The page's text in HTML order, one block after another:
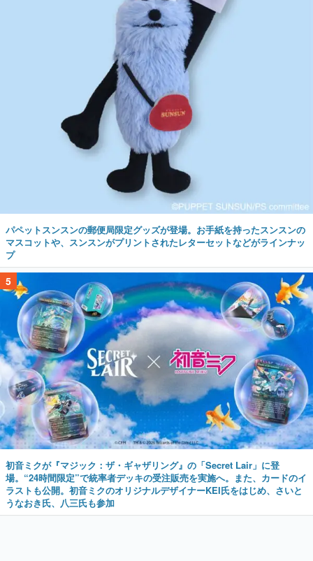
パペットスンスンの郵便局限定グッズが登場。お手紙を持ったスンスンの
マスコットや、スンスンがプリントされたレターセットなどがラインナッ
プ
5
初音ミクが『マジック：ザ・ギャザリング』の「Secret Lair」に登
場。“24時間限定”で統率者デッキの受注販売を実施へ。また、カードのイ
ラストも公開。初音ミクのオリジナルデザイナーKEI氏をはじめ、さいと
うなおき氏、八三氏も参加